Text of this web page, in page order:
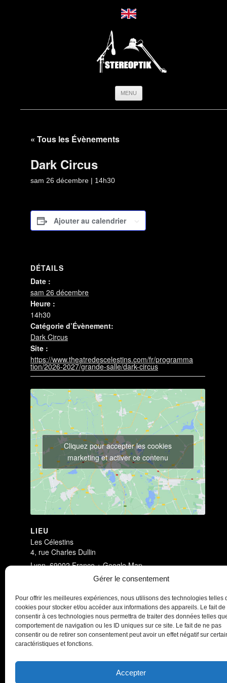
Gérer le consentement
Pour offrir les meilleures expériences, nous utilisons des technologies telles
cookies pour stocker et/ou accéder aux informations des appareils. Le fait de
consentir à ces technologies nous permettra de traiter des données telles
comportement de navigation ou les ID uniques sur ce site. Le fait de ne pas
consentir ou de retirer son consentement peut avoir un effet négatif sur
caractéristiques et fonctions.
Accepter
MENU
« Tous les Évènements
Dark Circus
sam 26 décembre | 14h30
Ajouter au calendrier
DÉTAILS
Date :
sam 26 décembre
Heure :
14h30
Catégorie d’Évènement:
Dark Circus
Site :
https://www.theatredescelestins.com/fr/programma
tion/2026-2027/grande-salle/dark-circus
LIEU
Les Célestins
4, rue Charles Dullin
Lyon, 69002 France + Google Map
Cliquez pour accepter les cookies
marketing et activer ce contenu
Dark Circus Dark Circus